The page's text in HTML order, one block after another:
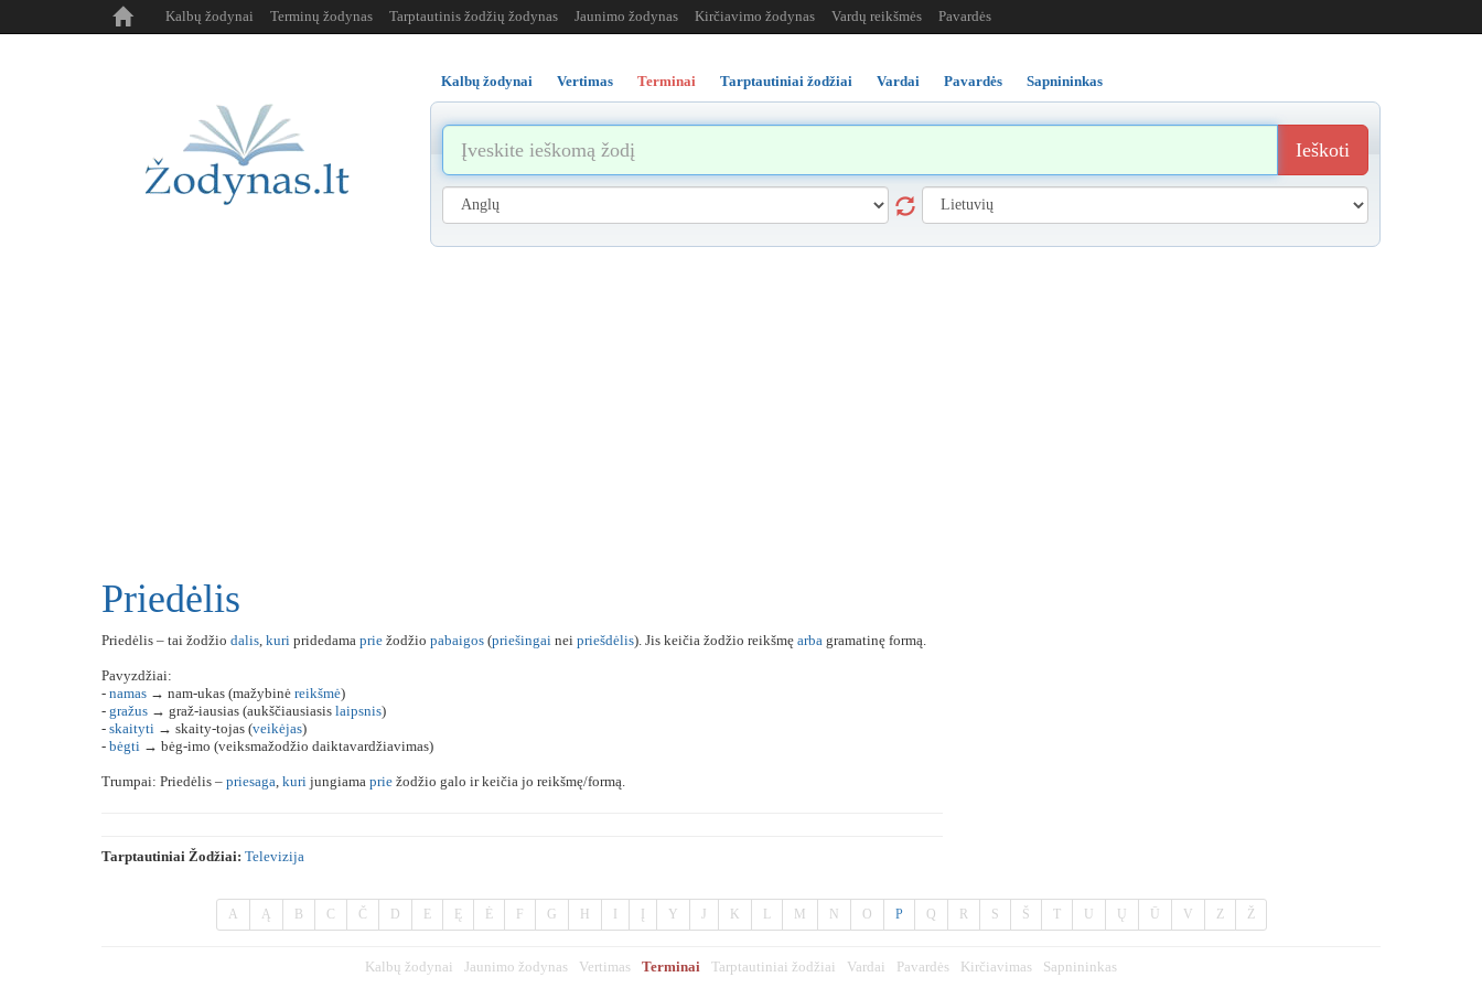
Kalbų žodynai Terminų žodynas Tarptautinis žodžių žodynas Jaunimo žodynas Kirčiavimo žodynas Vardų reikšmės Pavardės
Kalbų žodynai Vertimas Terminai Tarptautiniai žodžiai Vardai Pavardės Sapnininkas
Ieškoti
Priedėlis
Priedėlis – tai žodžio dalis, kuri pridedama prie žodžio pabaigos (priešingai nei priešdėlis). Jis keičia žodžio reikšmę arba gramatinę formą.
Pavyzdžiai:
- namas → nam-ukas (mažybinė reikšmė)
- gražus → graž-iausias (aukščiausiasis laipsnis)
- skaityti → skaity-tojas (veikėjas)
- bėgti → bėg-imo (veiksmažodžio daiktavardžiavimas)
Trumpai: Priedėlis – priesaga, kuri jungiama prie žodžio galo ir keičia jo reikšmę/formą.
Tarptautiniai Žodžiai: Televizija
A Ą B C Č D E Ę Ė F G H Y J K L M N O P Q R S Š T U Ų Ū V Z Ž
Kalbų žodynai Jaunimo žodynas Vertimas Terminai Tarptautiniai žodžiai Vardai Pavardės Kirčiavimas
Sapnininkas